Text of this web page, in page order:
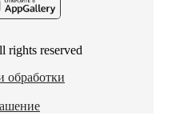
rights reserved
обработки